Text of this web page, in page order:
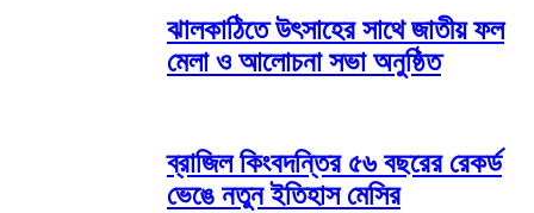
ঝালকাঠিতে উৎসাহের সাথে জাতীয় ফল
মেলা ও আলোচনা সভা অনুষ্ঠিত
ব্রাজিল কিংবদন্তির ৫৬ বছরের রেকর্ড
ভেঙে নতুন ইতিহাস মেসির